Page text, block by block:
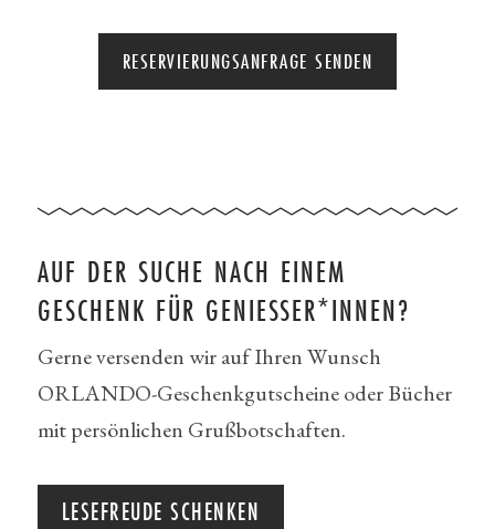
AUF DER SUCHE NACH EINEM
GESCHENK FÜR GENIESSER*INNEN?
Gerne versenden wir auf Ihren Wunsch
ORLANDO-Geschenkgutscheine oder Bücher
mit persönlichen Grußbotschaften.
LESEFREUDE SCHENKEN